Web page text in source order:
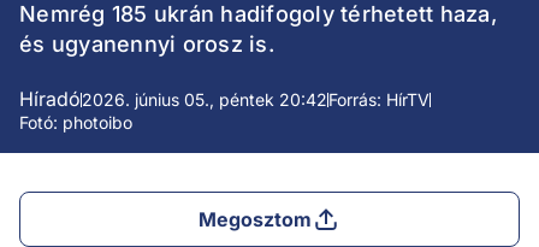
Nemrég 185 ukrán hadifogoly térhetett haza,
és ugyanennyi orosz is.
Híradó2026. június 05., péntek 20:42Forrás: HírTV
Fotó: photoibo
Megosztom